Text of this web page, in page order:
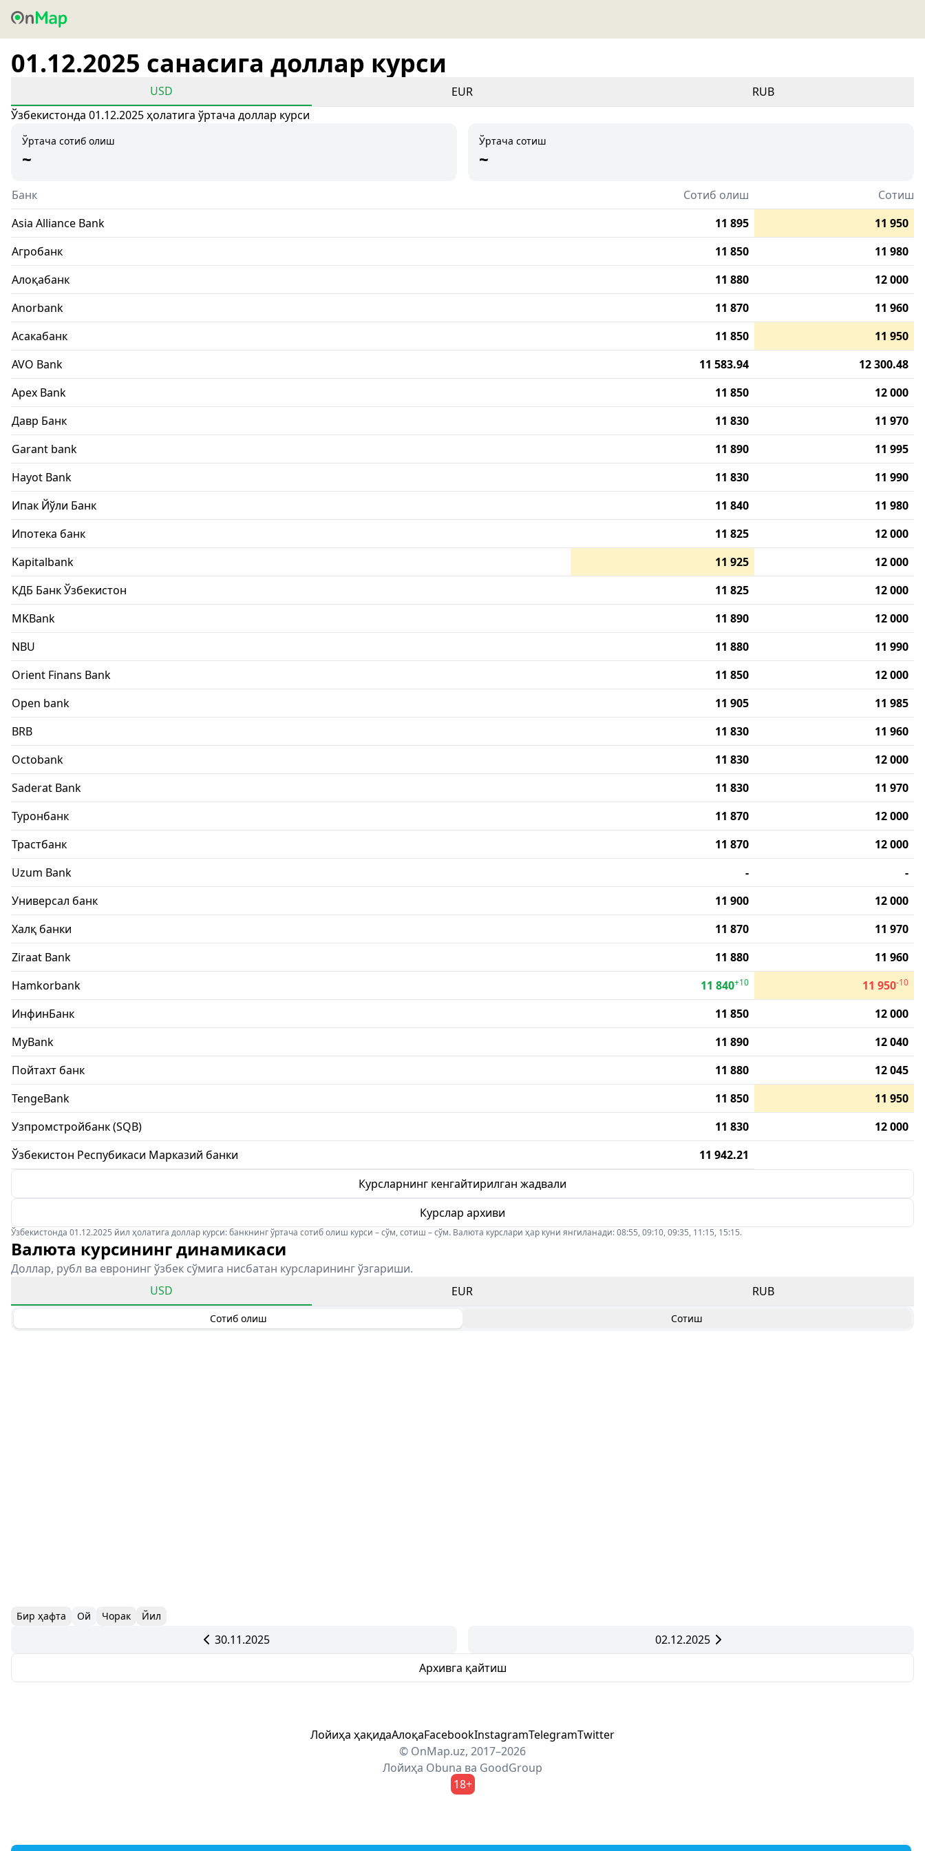
01.12.2025 санасига доллар курси
USD EUR
RUB
Ўзбекистонда 01.12.2025 ҳолатига ўртача доллар курси
Ўртача сотиб олиш
~
Ўртача сотиш
~
Банк Сотиб олиш
Сотиш
Asia Alliance Bank
11 895
11 950
Агробанк
11 850
11 980
Алоқабанк
11 880
12 000
Anorbank
11 870
11 960
Асакабанк
11 850
11 950
AVO Bank
11 583.94
12 300.48
Apex Bank
11 850
12 000
Давр Банк
11 830
11 970
Garant bank
11 890
11 995
Hayot Bank
11 830
11 990
Ипак Йўли Банк
11 840
11 980
Ипотека банк
11 825
12 000
Kapitalbank
11 925
12 000
КДБ Банк Ўзбекистон
11 825
12 000
MKBank
11 890
12 000
NBU
11 880
11 990
Orient Finans Bank
11 850
12 000
Open bank
11 905
11 985
BRB
11 830
11 960
Octobank
11 830
12 000
Saderat Bank
11 830
11 970
Туронбанк
11 870
12 000
Трастбанк
11 870
12 000
Uzum Bank
-
-
Универсал банк
11 900
12 000
Халқ банки
11 870
11 970
Ziraat Bank
11 880
11 960
Hamkorbank
11 840+10 11 950-10
ИнфинБанк 11 850
12 000
MyBank
11 890
12 040
Пойтахт банк
11 880
12 045
TengeBank
11 850
11 950
Узпромстройбанк (SQB)
11 830
12 000
Ўзбекистон Респубикаси Марказий банки
11 942.21
Курсларнинг кенгайтирилган жадвали
Курслар архиви
Ўзбекистонда 01.12.2025 йил ҳолатига доллар курси: банкнинг ўртача сотиб олиш курси – сўм, сотиш – сўм. Валюта курслари ҳар куни янгиланади: 08:55, 09:10, 09:35, 11:15, 15:15.
Валюта курсининг динамикаси
Доллар, рубл ва евронинг ўзбек сўмига нисбатан курсларининг ўзгариши.
USD
EUR RUB
Сотиб олиш Сотиш
Бир ҳафта Ой Чорак Йил
30.11.2025
02.12.2025
Архивга қайтиш
Лойиҳа ҳақидаАлоқаFacebookInstagramTelegramTwitter
© OnMap.uz, 2017–2026
Лойиҳа Obuna ва GoodGroup
18+